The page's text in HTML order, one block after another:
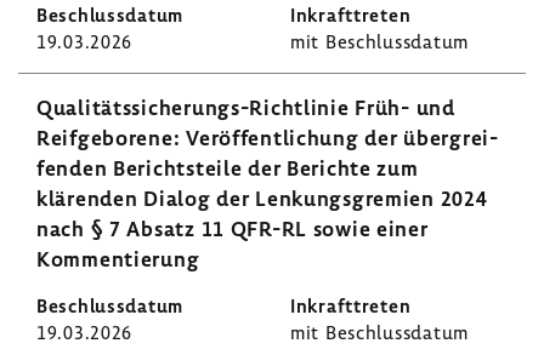
19.03.2026 mit Beschluss­datum
Qualitätssicherungs-​Richtlinie Früh- und
Reif­ge­bo­rene: Veröf­fent­li­chung der über­grei­
fenden Berichts­teile der Berichte zum
klärenden Dialog der Lenkungs­gre­mien 2024
nach § 7 Absatz 11 QFR-RL sowie einer
Kommen­tie­rung
19.03.2026 mit Beschluss­datum